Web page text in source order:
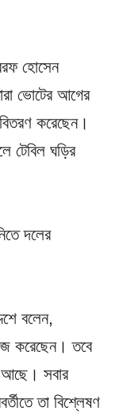
হোসেন
ভোটের আগের
করেছেন।
টেবিল ঘড়ির
দলের
বলেন,
করেছেন। তবে
আছে। সবার
তা বিশ্লেষণ